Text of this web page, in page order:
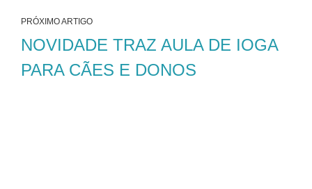
PRÓXIMO ARTIGO
NOVIDADE TRAZ AULA DE IOGA
PARA CÃES E DONOS